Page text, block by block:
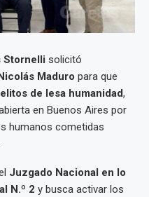
Stornelli solicitó
Maduro para que
de lesa humanidad,
en Buenos Aires por
humanos cometidas
Juzgado Nacional en lo
N.º 2 y busca activar los